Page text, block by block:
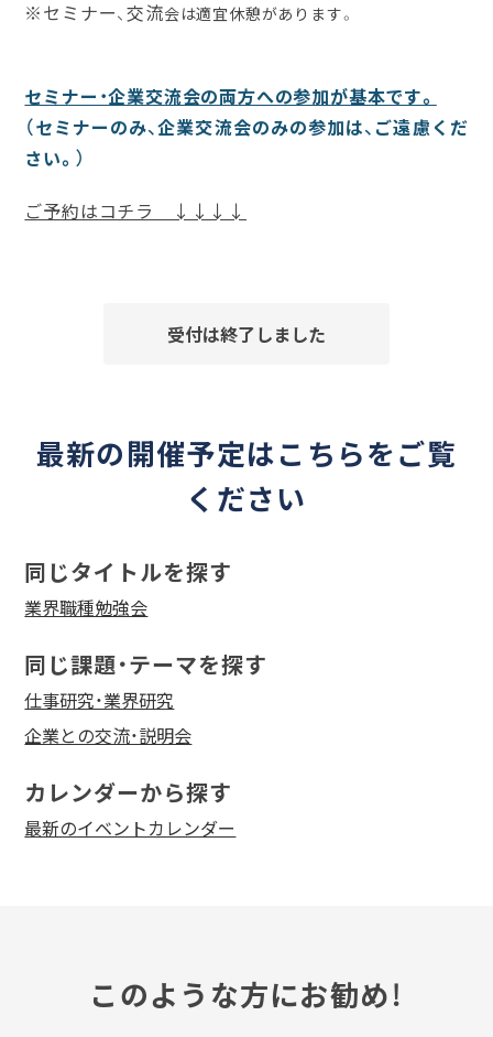
※セミナー、交流会は適宜休憩があります。
セミナー・企業交流会の両方への参加が基本です。
（セミナーのみ、企業交流会のみの参加は、ご遠慮くだ
さい。）
ご予約はコチラ ↓↓↓↓
受付は終了しました
最新の開催予定はこちらをご覧
ください
同じタイトルを探す
業界職種勉強会
同じ課題・テーマを探す
仕事研究・業界研究
企業との交流・説明会
カレンダーから探す
最新のイベントカレンダー
このような方にお勧め！